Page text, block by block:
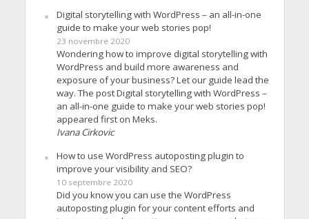
Digital storytelling with WordPress – an all-in-one
guide to make your web stories pop!
23 novembre 2020
Wondering how to improve digital storytelling with
WordPress and build more awareness and
exposure of your business? Let our guide lead the
way. The post Digital storytelling with WordPress –
an all-in-one guide to make your web stories pop!
appeared first on Meks.
Ivana Cirkovic
How to use WordPress autoposting plugin to
improve your visibility and SEO?
10 septembre 2020
Did you know you can use the WordPress
autoposting plugin for your content efforts and